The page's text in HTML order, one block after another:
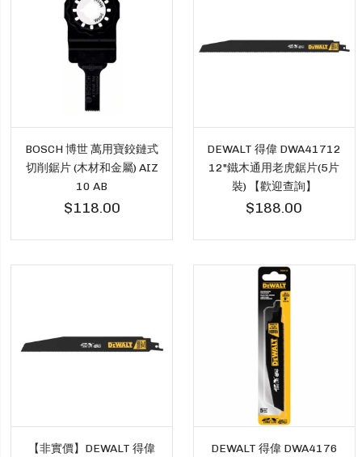
BOSCH 博世 萬用寶鉸鏈式
切削鋸片 (木材和金屬) AIZ
10 AB
$118.00
DEWALT 得偉 DWA41712
12"鐵木通用老虎鋸片(5片
裝) 【歡迎查詢】
$188.00
【非實價】DEWALT 得偉 DEWALT 得偉 DWA4176